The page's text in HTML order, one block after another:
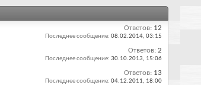
Ответов: 12
Последнее сообщение: 08.02.2014, 03:15
Ответов: 2
Последнее сообщение: 30.10.2013, 15:06
Ответов: 13
Последнее сообщение: 04.12.2011, 18:00